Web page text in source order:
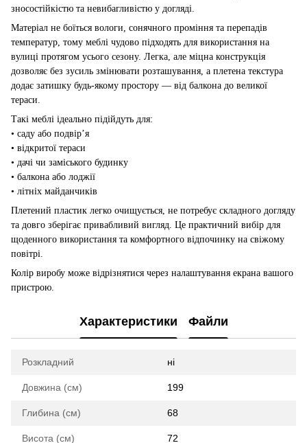
зносостійкістю та невибагливістю у догляді.
Матеріал не боїться вологи, сонячного проміння та перепадів
температур, тому меблі чудово підходять для використання на
вулиці протягом усього сезону. Легка, але міцна конструкція
дозволяє без зусиль змінювати розташування, а плетена текстура
додає затишку будь-якому простору — від балкона до великої
тераси.
Такі меблі ідеально підійдуть для:
• саду або подвір’я
• відкритої тераси
• дачі чи заміського будинку
• балкона або лоджії
• літніх майданчиків
Плетений пластик легко очищується, не потребує складного догляду
та довго зберігає привабливий вигляд. Це практичний вибір для
щоденного використання та комфортного відпочинку на свіжому
повітрі.
Колір виробу може відрізнятися через налаштування екрана вашого
пристрою.
Характеристики Файли
Розкладний ні
Довжина (см) 199
Глибина (см) 68
Висота (см) 72